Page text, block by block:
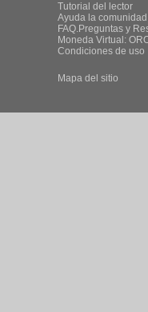
Tutorial del lector
Ayuda la
FAQ.Preguntas y
Moneda Virtual:
Condiciones de uso
Mapa del sitio